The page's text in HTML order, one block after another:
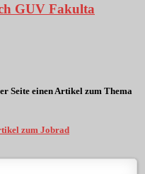
GUV Fakulta
Seite einen Artikel zum Thema
zum Jobrad